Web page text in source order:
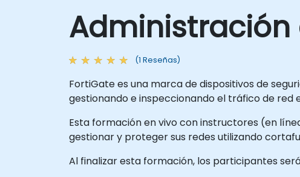
Administración
(1 Reseñas)
FortiGate es una marca de dispositivos de
gestionando e inspeccionando el tráfico de red
Esta formación en vivo con instructores (en
gestionar y proteger sus redes utilizando
Al finalizar esta formación, los participantes